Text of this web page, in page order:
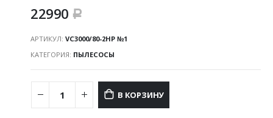
22990 Р
АРТИКУЛ: VC3000/80-2HP №1
КАТЕГОРИЯ: ПЫЛЕСОСЫ
В КОРЗИНУ